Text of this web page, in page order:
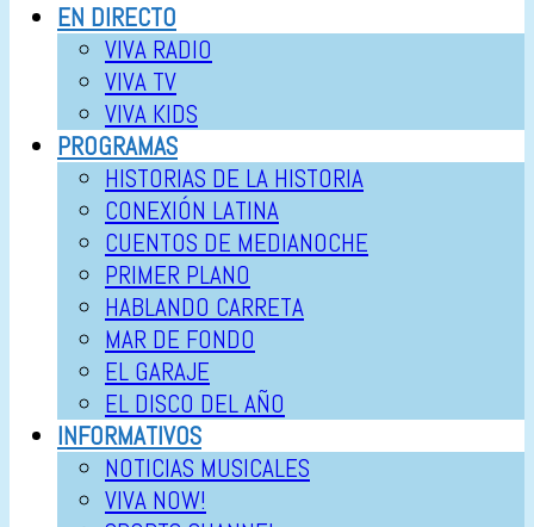
EN DIRECTO
VIVA RADIO
VIVA TV
VIVA KIDS
PROGRAMAS
HISTORIAS DE LA HISTORIA
CONEXIÓN LATINA
CUENTOS DE MEDIANOCHE
PRIMER PLANO
HABLANDO CARRETA
MAR DE FONDO
EL GARAJE
EL DISCO DEL AÑO
INFORMATIVOS
NOTICIAS MUSICALES
VIVA NOW!